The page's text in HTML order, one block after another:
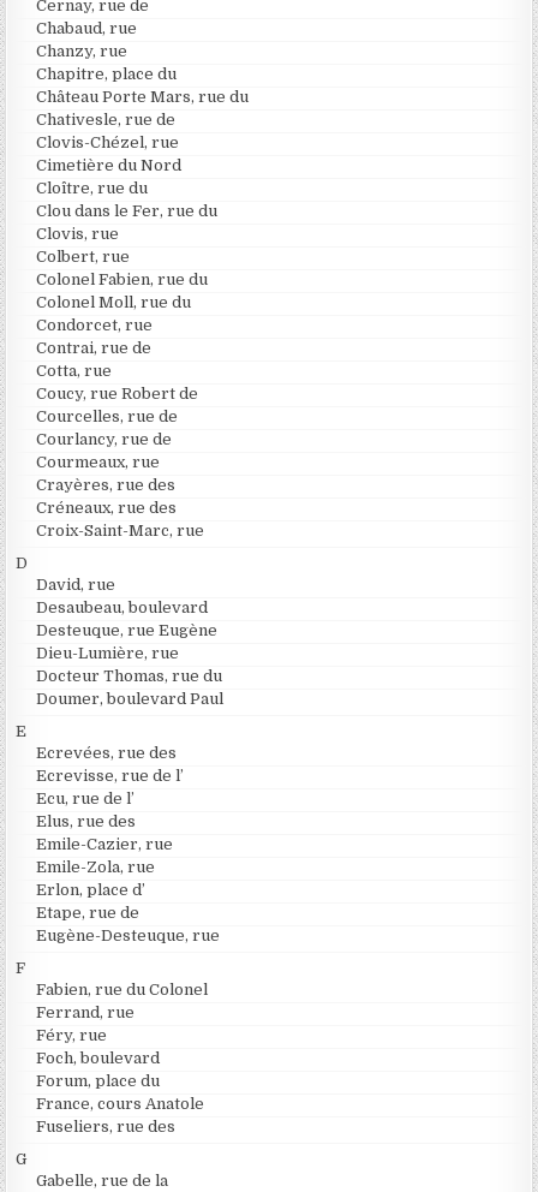
Cernay, rue de
Chabaud, rue
Chanzy, rue
Chapitre, place du
Château Porte Mars, rue du
Chativesle, rue de
Clovis-Chézel, rue
Cimetière du Nord
Cloître, rue du
Clou dans le Fer, rue du
Clovis, rue
Colbert, rue
Colonel Fabien, rue du
Colonel Moll, rue du
Condorcet, rue
Contrai, rue de
Cotta, rue
Coucy, rue Robert de
Courcelles, rue de
Courlancy, rue de
Courmeaux, rue
Crayères, rue des
Créneaux, rue des
Croix-Saint-Marc, rue
D
David, rue
Desaubeau, boulevard
Desteuque, rue Eugène
Dieu-Lumière, rue
Docteur Thomas, rue du
Doumer, boulevard Paul
E
Ecrevées, rue des
Ecrevisse, rue de l’
Ecu, rue de l’
Elus, rue des
Emile-Cazier, rue
Emile-Zola, rue
Erlon, place d’
Etape, rue de
Eugène-Desteuque, rue
F
Fabien, rue du Colonel
Ferrand, rue
Féry, rue
Foch, boulevard
Forum, place du
France, cours Anatole
Fuseliers, rue des
G
Gabelle, rue de la